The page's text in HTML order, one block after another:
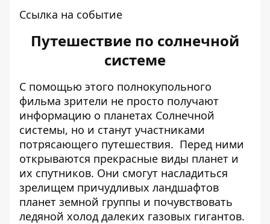
Ссылка на событие
Путешествие по солнечной
системе
С помощью этого полнокупольного
фильма зрители не просто получают
информацию о планетах Солнечной
системы, но и станут участниками
потрясающего путешествия. Перед ними
открываются прекрасные виды планет и
их спутников. Они смогут насладиться
зрелищем причудливых ландшафтов
планет земной группы и почувствовать
ледяной холод далеких газовых гигантов.